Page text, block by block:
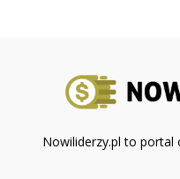
Nowiliderzy.pl to portal